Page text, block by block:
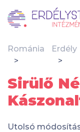
Románia Erdély
Sirülő
Utolsó